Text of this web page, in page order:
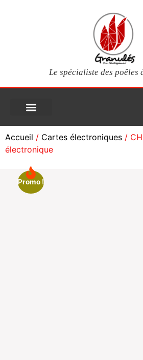
Le spécialiste des poêles
Accueil / Cartes électroniques /
électronique
Promo !